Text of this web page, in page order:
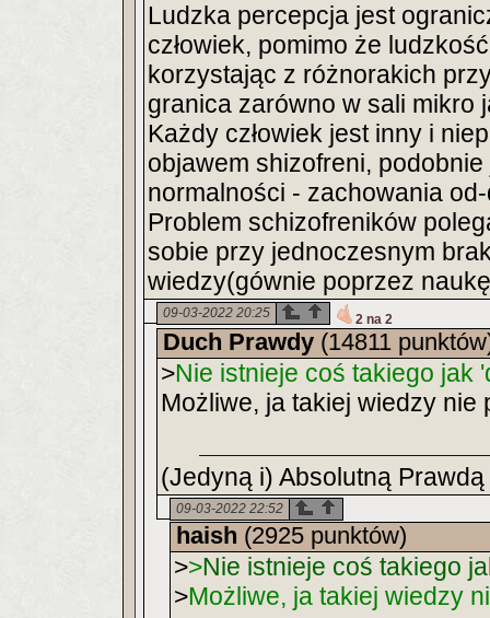
Ludzka percepcja jest
człowiek, pomimo że
korzystając z różnorakich
granica zarówno w sali mikro
Każdy człowiek jest inny i
objawem shizofreni,
normalności - zachowania
Problem schizofreników
sobie przy jednoczesnym
wiedzy(gównie poprzez
09-03-2022 20:25 2 na 2
Duch Prawdy (14811
>Nie istnieje coś takiego jak
Możliwe, ja takiej wiedzy nie
(Jedyną i) Absolutną
09-03-2022 22:52
haish (2925 punktów)
>>Nie istnieje coś takiego
>Możliwe, ja takiej wiedzy